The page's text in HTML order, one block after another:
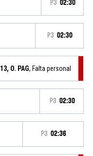
P3 02:30
P3 02:30
13, O. PAG, Falta personal
P3 02:30
P3 02:36